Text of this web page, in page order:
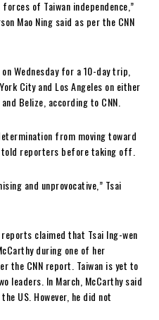
of Taiwan independence,”
Mao Ning said as per the CNN
Wednesday for a 10-day trip,
City and Los Angeles on either
Belize, according to CNN.
from moving toward
told reporters before taking off.
and unprovocative,” Tsai
claimed that Tsai Ing-wen
during one of her
the CNN report. Taiwan is yet to
leaders. In March, McCarthy said
US. However, he did not